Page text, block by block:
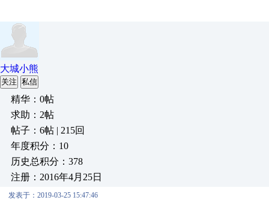
大城小熊
关注 私信
精华：0帖
求助：2帖
帖子：6帖 | 215回
年度积分：10
历史总积分：378
注册：2016年4月25日
发表于：2019-03-25 15:47:46